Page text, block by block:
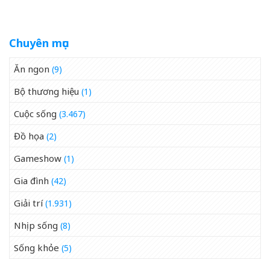
Chuyên mục
Ăn ngon (9)
Bộ thương hiệu (1)
Cuộc sống (3.467)
Đồ họa (2)
Gameshow (1)
Gia đình (42)
Giải trí(1.931)
Nhịp sống (8)
Sống khỏe (5)